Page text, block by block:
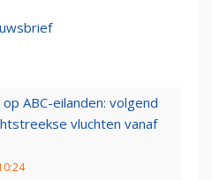
ABC-eilanden: volgend
vluchten vanaf